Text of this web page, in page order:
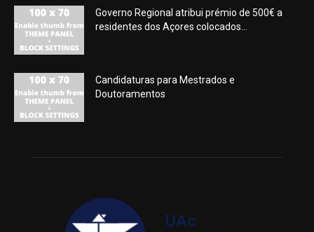
Governo Regional atribui prémio de 500€ a
residentes dos Açores colocados...
Candidaturas para Mestrados e
Doutoramentos